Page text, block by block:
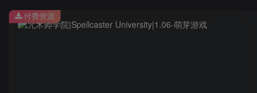
付费资源